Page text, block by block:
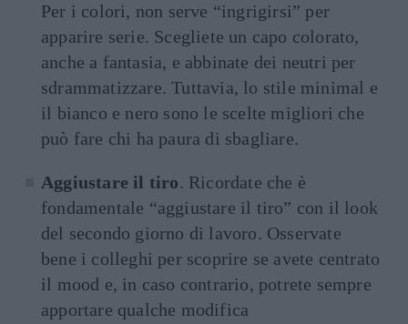
Per i colori, non serve “ingrigirsi” per
apparire serie. Scegliete un capo colorato,
anche a fantasia, e abbinate dei neutri per
sdrammatizzare. Tuttavia, lo stile minimal e
il bianco e nero sono le scelte migliori che
può fare chi ha paura di sbagliare.
Aggiustare il tiro. Ricordate che è
fondamentale “aggiustare il tiro” con il look
del secondo giorno di lavoro. Osservate
bene i colleghi per scoprire se avete centrato
il mood e, in caso contrario, potrete sempre
apportare qualche modifica